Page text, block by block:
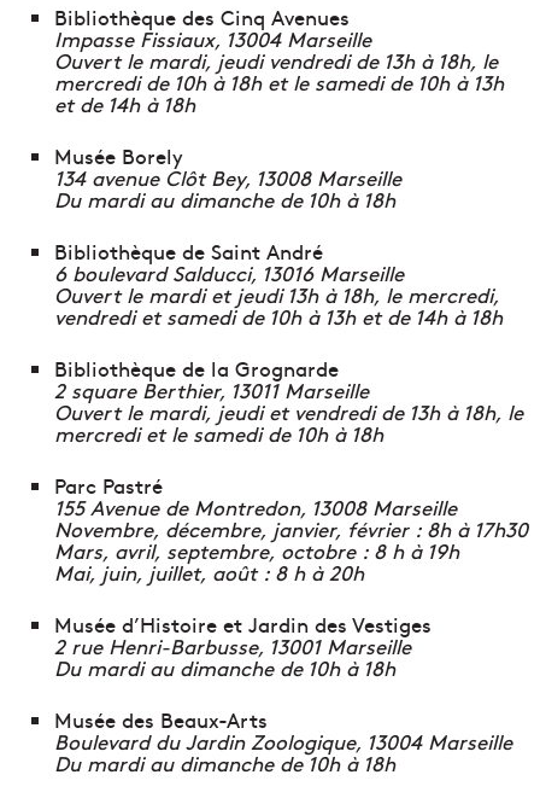
Bibliothèque des Cinq Avenues
Impasse Fissiaux, 13004 Marseille
Ouvert le mardi, jeudi vendredi de 13h à 18h, le
mercredi de 10h à 18h et le samedi de 10h à 13h
et de 14h à 18h
Musée Borely
134 avenue Clôt Bey, 13008 Marseille
Du mardi au dimanche de 10h à 18h
Bibliothèque de Saint André
6 boulevard Salducci, 13016 Marseille
Ouvert le mardi et jeudi 13h à 18h, le mercredi,
vendredi et samedi de 10h à 13h et de 14h à 18h
Bibliothèque de la Grognarde
2 square Berthier, 13011 Marseille
Ouvert le mardi, jeudi et vendredi de 13h à 18h, le
mercredi et le samedi de 10h à 18h
Parc Pastré
155 Avenue de Montredon, 13008 Marseille
Novembre, décembre, janvier, février : 8h à 17h30
Mars, avril, septembre, octobre : 8 h à 19h
Mai, juin, juillet, août : 8 h à 20h
Musée d’Histoire et Jardin des Vestiges
2 rue Henri-Barbusse, 13001 Marseille
Du mardi au dimanche de 10h à 18h
Musée des Beaux-Arts
Boulevard du Jardin Zoologique, 13004 Marseille
Du mardi au dimanche de 10h à 18h